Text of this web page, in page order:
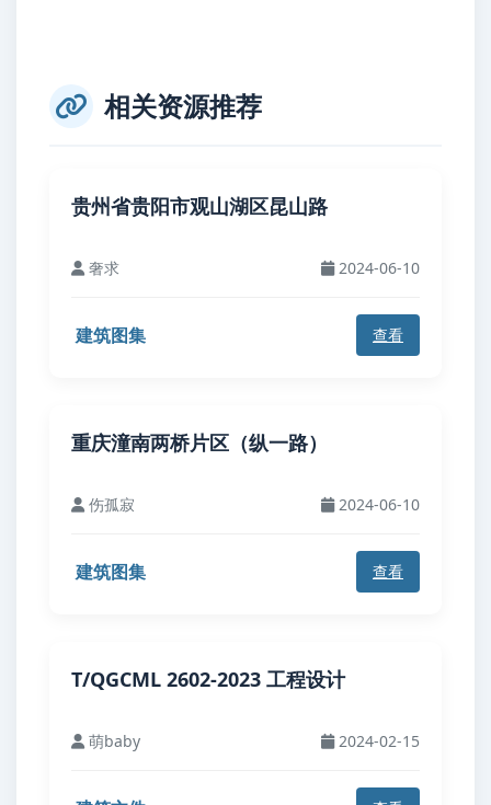
相关资源推荐
贵州省贵阳市观山湖区昆山路
奢求 2024-06-10
建筑图集 查看
重庆潼南两桥片区（纵一路）
伤孤寂 2024-06-10
建筑图集 查看
T/QGCML 2602-2023 工程设计
萌baby 2024-02-15